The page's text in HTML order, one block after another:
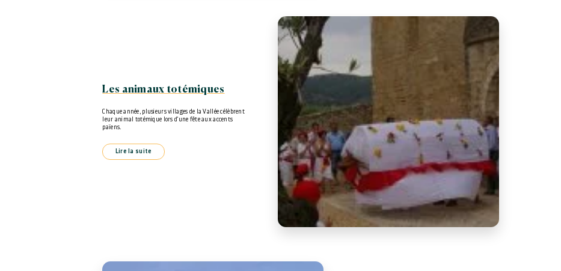
Les animaux totémiques
Chaque année, plusieurs villages de la Vallée célèbrent
leur animal totémique lors d'une fête aux accents
païens.
Lire la suite